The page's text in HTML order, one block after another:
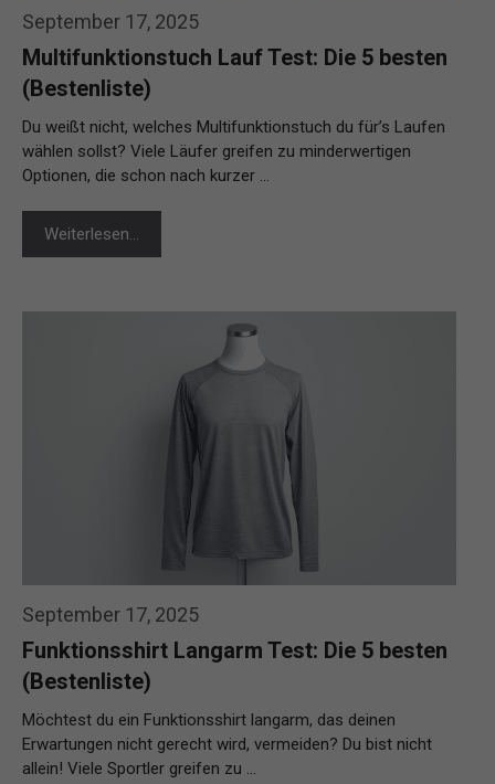
September 17, 2025
Multifunktionstuch Lauf Test: Die 5 besten
(Bestenliste)
Du weißt nicht, welches Multifunktionstuch du für’s Laufen
wählen sollst? Viele Läufer greifen zu minderwertigen
Optionen, die schon nach kurzer …
Weiterlesen…
September 17, 2025
Funktionsshirt Langarm Test: Die 5 besten
(Bestenliste)
Möchtest du ein Funktionsshirt langarm, das deinen
Erwartungen nicht gerecht wird, vermeiden? Du bist nicht
allein! Viele Sportler greifen zu …